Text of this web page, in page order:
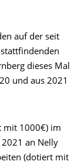
auf der seit
dieses Mal
und aus 2021
mit 1000€) im
2021 an Nelly
(dotiert mit